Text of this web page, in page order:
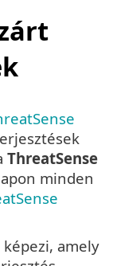
ThreatSense
minden
amely